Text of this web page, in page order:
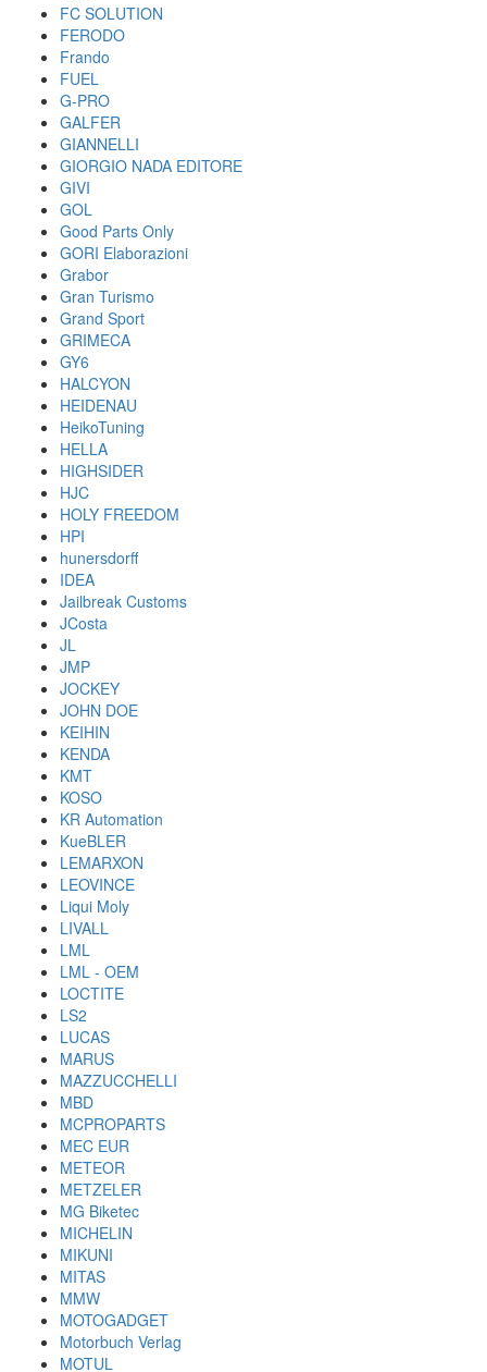
FC SOLUTION
FERODO
Frando
FUEL
G-PRO
GALFER
GIANNELLI
GIORGIO NADA EDITORE
GIVI
GOL
Good Parts Only
GORI Elaborazioni
Grabor
Gran Turismo
Grand Sport
GRIMECA
GY6
HALCYON
HEIDENAU
HeikoTuning
HELLA
HIGHSIDER
HJC
HOLY FREEDOM
HPI
hunersdorff
IDEA
Jailbreak Customs
JCosta
JL
JMP
JOCKEY
JOHN DOE
KEIHIN
KENDA
KMT
KOSO
KR Automation
KueBLER
LEMARXON
LEOVINCE
Liqui Moly
LIVALL
LML
LML - OEM
LOCTITE
LS2
LUCAS
MARUS
MAZZUCCHELLI
MBD
MCPROPARTS
MEC EUR
METEOR
METZELER
MG Biketec
MICHELIN
MIKUNI
MITAS
MMW
MOTOGADGET
Motorbuch Verlag
MOTUL